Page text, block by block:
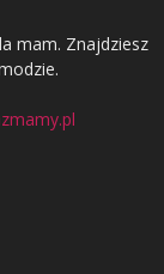
mam. Znajdziesz